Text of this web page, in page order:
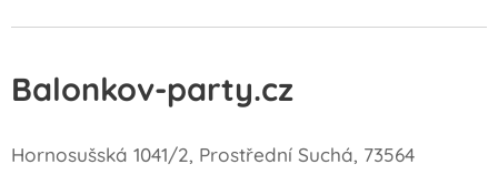
Balonkov-party.cz
Hornosušská 1041/2, Prostřední Suchá, 73564